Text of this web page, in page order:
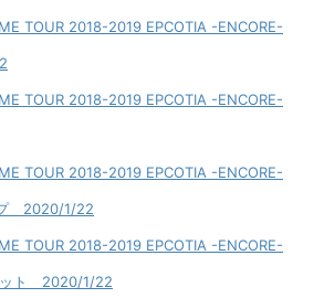
TOUR 2018-2019 EPCOTIA -ENCORE-
TOUR 2018-2019 EPCOTIA -ENCORE-
TOUR 2018-2019 EPCOTIA -ENCORE-
2020/1/22
TOUR 2018-2019 EPCOTIA -ENCORE-
ット 2020/1/22